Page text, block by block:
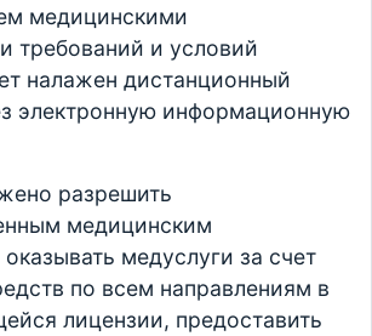
медицинскими
требований и условий
налажен дистанционный
электронную информационную
разрешить
медицинским
медуслуги за счет
по всем направлениям в
лицензии, предоставить